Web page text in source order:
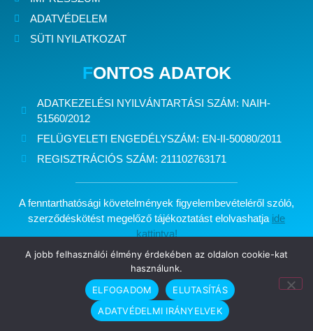
ADATVÉDELEM
SÜTI NYILATKOZAT
FONTOS ADATOK
ADATKEZELÉSI NYILVÁNTARTÁSI SZÁM: NAIH-
51560/2012
FELÜGYELETI ENGEDÉLYSZÁM: EN-II-50080/2011
REGISZTRÁCIÓS SZÁM: 211102763171
A fenntarthatósági követelmények figyelembevételéről szóló,
szerződéskötést megelőző tájékoztatást elolvashatja ide
kattintva!
Minden jog fenntartva: Kelet Brókerház Biztosítási Alkusz Kft.
Készítette:
A jobb felhasználói élmény érdekében az oldalon cookie-kat
használunk.
ELFOGADOM
ELUTASÍTÁS
ADATVÉDELMI IRÁNYELVEK